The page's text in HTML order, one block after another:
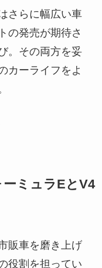
さらに幅広い車
の発売が期待さ
。その両方を妥
カーライフをよ
ミュラEとV4
販車を磨き上げ
役割を担ってい